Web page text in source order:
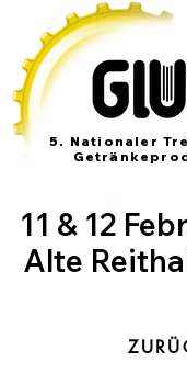
11 & 12
Alte
5. Nationaler